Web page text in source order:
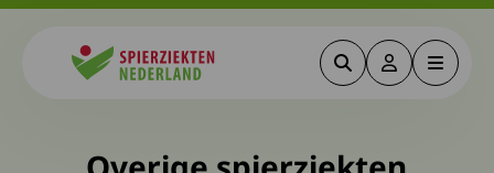
ZoekenDeze link
Menu